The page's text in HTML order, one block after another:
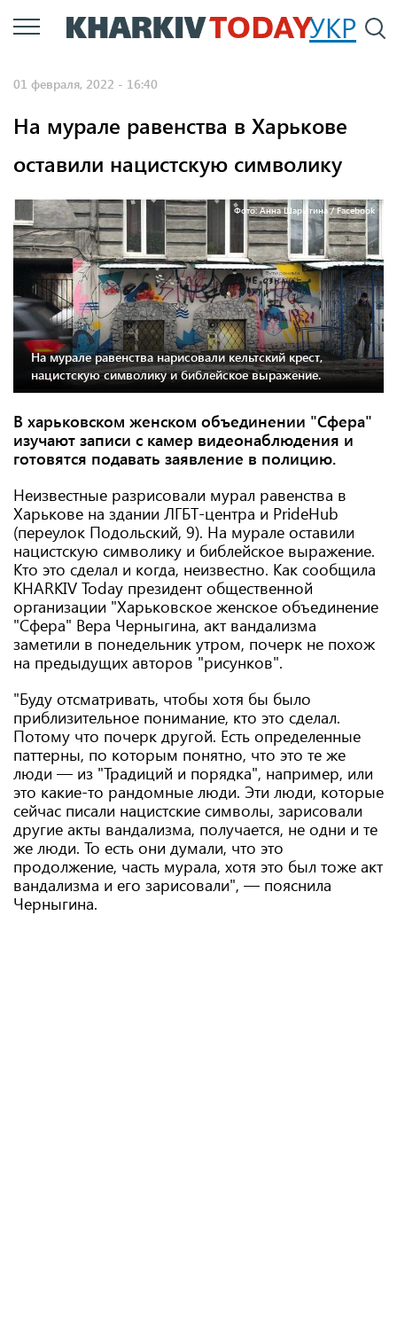
Перейти
к
УКР
01 февраля, 2022 - 16:40
На мурале равенства в Харькове
оставили нацистскую символику
Фото: Анна Шарыгина / Facebook
На мурале равенства нарисовали кельтский крест,
нацистскую символику и библейское выражение.
В харьковском женском объединении "Сфера"
изучают записи с камер видеонаблюдения и
готовятся подавать заявление в полицию.
Неизвестные разрисовали мурал равенства в
Харькове на здании ЛГБТ-центра и PrideHub
(переулок Подольский, 9). На мурале оставили
нацистскую символику и библейское выражение.
Кто это сделал и когда, неизвестно. Как сообщила
KHARKIV Today президент общественной
организации "Харьковское женское объединение
"Сфера" Вера Черныгина, акт вандализма
заметили в понедельник утром, почерк не похож
на предыдущих авторов "рисунков".
"Буду отсматривать, чтобы хотя бы было
приблизительное понимание, кто это сделал.
Потому что почерк другой. Есть определенные
паттерны, по которым понятно, что это те же
люди — из "Традиций и порядка", например, или
это какие-то рандомные люди. Эти люди, которые
сейчас писали нацистские символы, зарисовали
другие акты вандализма, получается, не одни и те
же люди. То есть они думали, что это
продолжение, часть мурала, хотя это был тоже акт
вандализма и его зарисовали", — пояснила
Черныгина.